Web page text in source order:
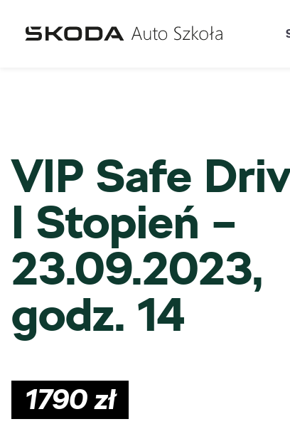
VIP Safe
I Stopień –
23.09.2023,
godz. 14
1790zł